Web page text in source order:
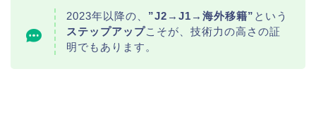
2023年以降の、 ”J2→J1→海外移籍” という
ステップアップこそが、技術力の高さの証
明でもあります。